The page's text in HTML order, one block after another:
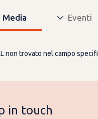
Media Eventi
non trovato nel campo
in touch